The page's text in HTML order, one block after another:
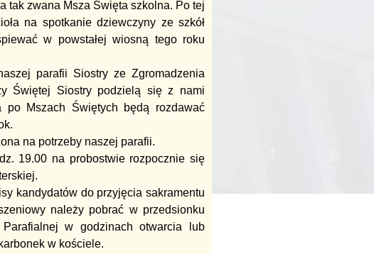
tak zwana Msza Święta szkolna. Po tej
na spotkanie dziewczyny ze szkół
w powstałej wiosną tego roku
parafii Siostry ze Zgromadzenia
Świętej Siostry podzielą się z nami
Mszach Świętych będą rozdawać
na potrzeby naszej parafii.
19.00 na probostwie rozpocznie się
kandydatów do przyjęcia sakramentu
należy pobrać w przedsionku
w godzinach otwarcia lub
w kościele.